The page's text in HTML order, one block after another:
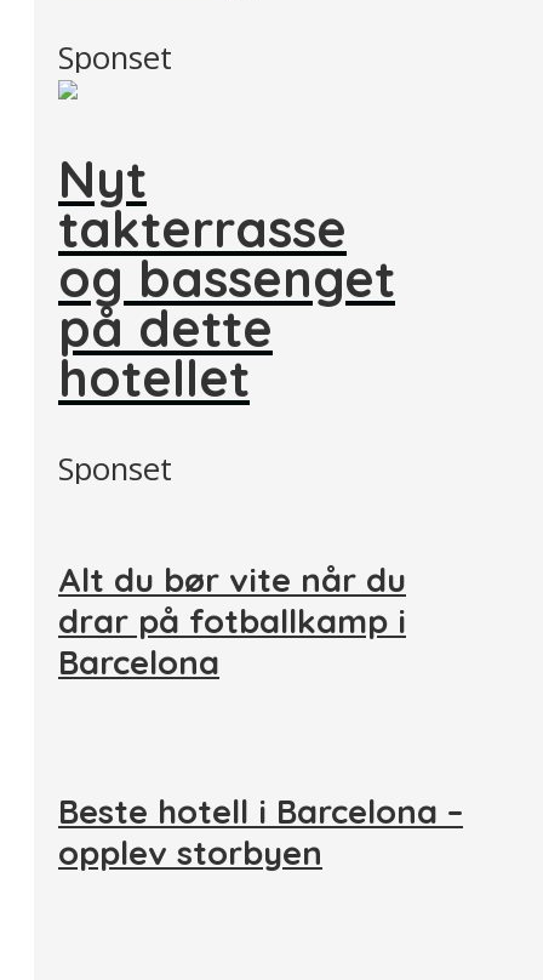
Sponset
Nyt
takterrasse
og bassenget
på dette
hotellet
Sponset
Alt du bør vite når du
drar på fotballkamp i
Barcelona
Beste hotell i Barcelona –
opplev storbyen